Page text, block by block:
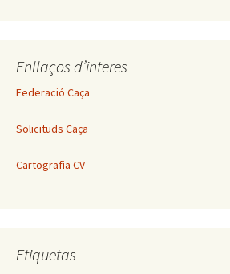
Enllaços d’interes
Federació Caça
Solicituds Caça
Cartografia CV
Etiquetas